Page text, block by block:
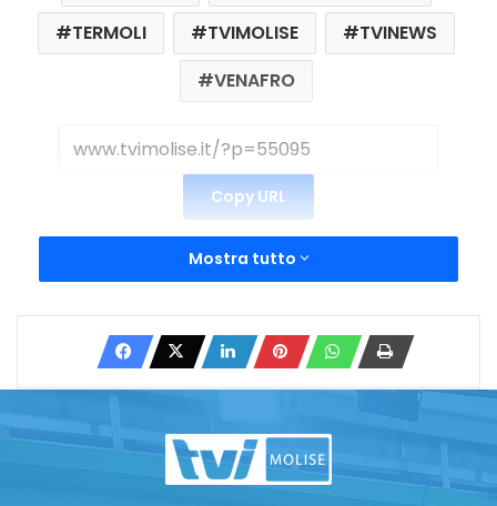
TERMOLI
TVIMOLISE
TVINEWS
VENAFRO
Copy URL
Mostra tutto